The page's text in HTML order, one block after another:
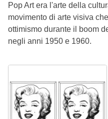
Pop Art era l'arte della
movimento di arte visiva
ottimismo durante il boom
negli anni 1950 e 1960.